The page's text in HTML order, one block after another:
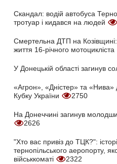
Скандал: водій автобуса
тротуар і кидався на людей
Смертельна ДТП на
життя 16-річного мотоцикліста
У Донецькій області загинув
«Агрон», «Дністер» та «Нива»
Кубку України
2750
На Донеччині загинув
2626
"Хто вас привіз до ТЦК?":
тернопільського аеропорту,
військкоматі
2322